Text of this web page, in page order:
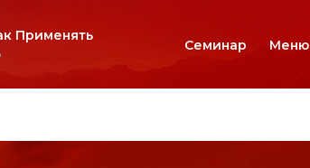
Применять
Семинар Меню